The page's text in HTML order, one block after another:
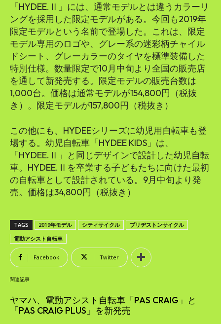
「HYDEE.Ⅱ」には、通常モデルとは違うカラーリ
ングを採用した限定モデルがある。今回も2019年
限定モデルという名前で登場した。これは、限定
モデル専用のロゴや、グレー系の迷彩柄チャイル
ドシート、グレーカラーのタイヤを標準装備した
特別仕様。数量限定で10月中旬より全国の販売店
を通して新発売する。限定モデルの販売台数は
1,000台。価格は通常モデルが154,800円（税抜
き）。限定モデルが157,800円（税抜き）
この他にも、HYDEEシリーズに幼児用自転車も登
場する。幼児自転車「HYDEE KIDS」は、
「HYDEE.Ⅱ」と同じデザインで設計した幼児自転
車。HYDEE.Ⅱを卒業する子どもたちに向けた最初
の自転車として設計されている。9月中旬より発
売。価格は34,800円（税抜き）
TAGS 2019年モデル シティサイクル
ブリヂストンサイクル
電動アシスト自転車
Facebook Twitter
関連記事
ヤマハ、電動アシスト自転車「PAS CRAIG」と
「PAS CRAIG PLUS」を新発売